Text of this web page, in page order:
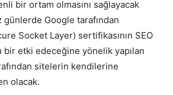
bir ortam olmasını sağlayacak
Google tarafından
Socket Layer) sertifikasının SEO
bir etki edeceğine yönelik yapılan
sitelerin kendilerine
olacak.